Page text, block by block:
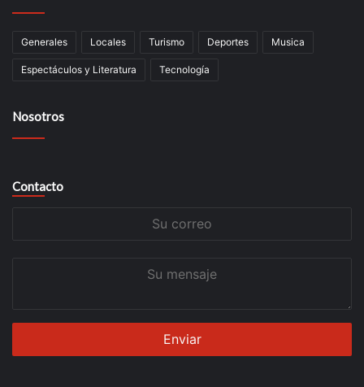
Generales Locales Turismo Deportes Musica
Espectáculos y Literatura Tecnología
Nosotros
Contacto